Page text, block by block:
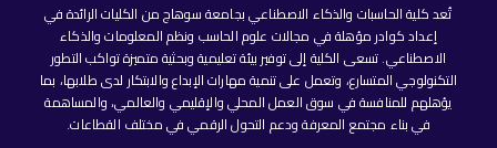
تُعد كلية الحاسبات والذكاء الاصطناعي بجامعة سوهاج من الكليات الرائدة في
إعداد كوادر مؤهلة في مجالات علوم الحاسب ونظم المعلومات والذكاء
الاصطناعي. تسعى الكلية إلى توفير بيئة تعليمية وبحثية متميزة تواكب التطور
التكنولوجي المتسارع، وتعمل على تنمية مهارات الإبداع والابتكار لدى طلابها، بما
يؤهلهم للمنافسة في سوق العمل المحلي والإقليمي والعالمي، والمساهمة
في بناء مجتمع المعرفة ودعم التحول الرقمي في مختلف القطاعات.